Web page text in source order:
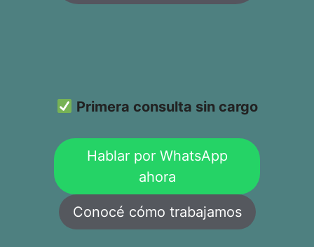
Primera consulta sin cargo
Hablar por WhatsApp
ahora
Conocé cómo trabajamos